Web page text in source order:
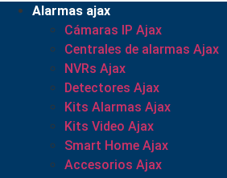
Alarmas ajax
Cámaras IP Ajax
Centrales de alarmas Ajax
NVRs Ajax
Detectores Ajax
Kits Alarmas Ajax
Kits Video Ajax
Smart Home Ajax
Accesorios Ajax